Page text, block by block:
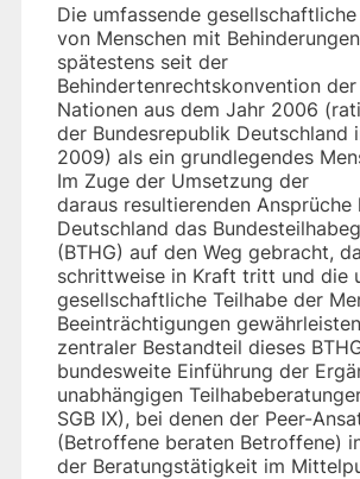
Die umfassende
von Menschen mit
spätestens seit der
Behindertenrechtskonvention
Nationen aus dem Jahr 2006
der Bundesrepublik Deutschland
2009) als ein grundlegendes
Im Zuge der Umsetzung der
daraus resultierenden Ansprüche
Deutschland das
(BTHG) auf den Weg gebracht,
schrittweise in Kraft tritt und die
gesellschaftliche Teilhabe der
Beeinträchtigungen
zentraler Bestandteil dieses
bundesweite Einführung der
unabhängigen
SGB IX), bei denen der Peer-
(Betroffene beraten Betroffene)
der Beratungstätigkeit im